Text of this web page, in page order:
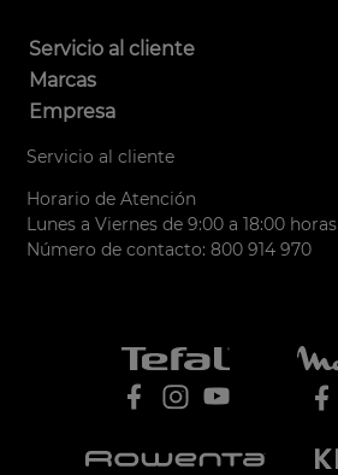
Servicio al cliente
Marcas
Empresa
Servicio al cliente
Horario de Atención
Lunes a Viernes de 9:00 a 18:00 horas
Número de contacto: 800 914 970